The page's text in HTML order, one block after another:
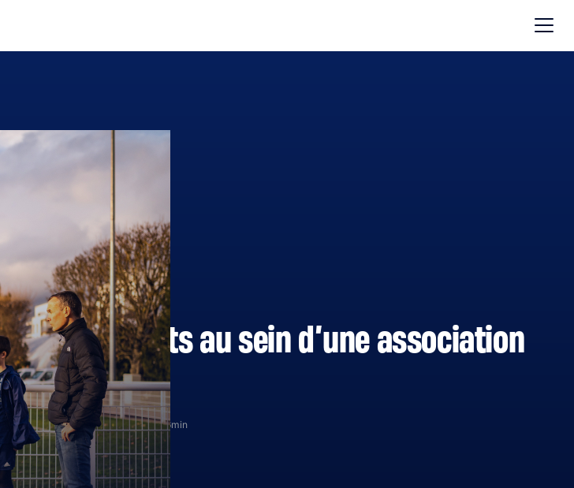
Parents Vie de l’asso
Les parents au sein d’une association
sportive
14 décembre 2022 6min